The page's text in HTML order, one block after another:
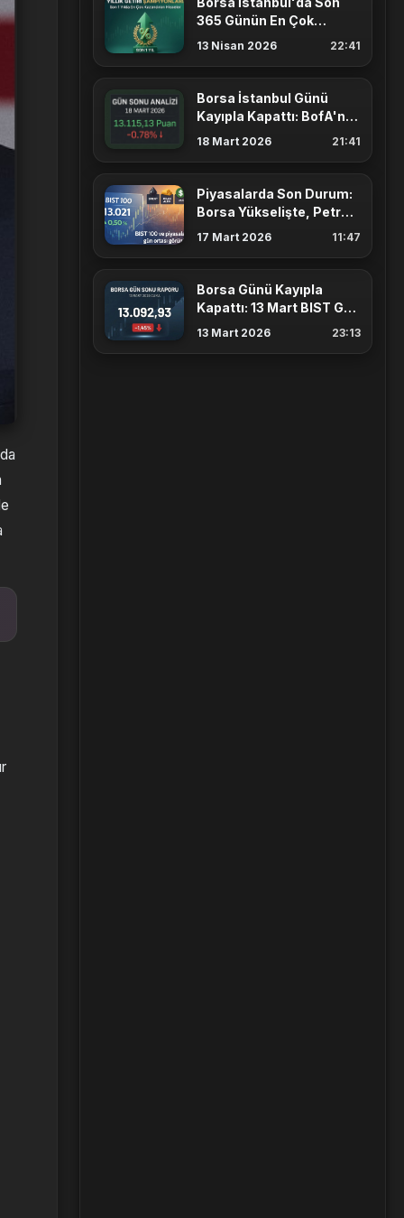
365 Günün En Çok
Kazandıran Hisse
13 Nisan 2026 22:41
Borsa İstanbul Günü
Kayıpla Kapattı: BofA'nın
Satışları ve Öne Çıkan
18 Mart 2026 21:41
Piyasalarda Son Durum:
Borsa Yükselişte, Petrol
100 Dolar Eşiğinde
17 Mart 2026 11:47
Borsa Günü Kayıpla
Kapattı: 13 Mart BIST Gün
Sonu AKD
13 Mart 2026 23:13